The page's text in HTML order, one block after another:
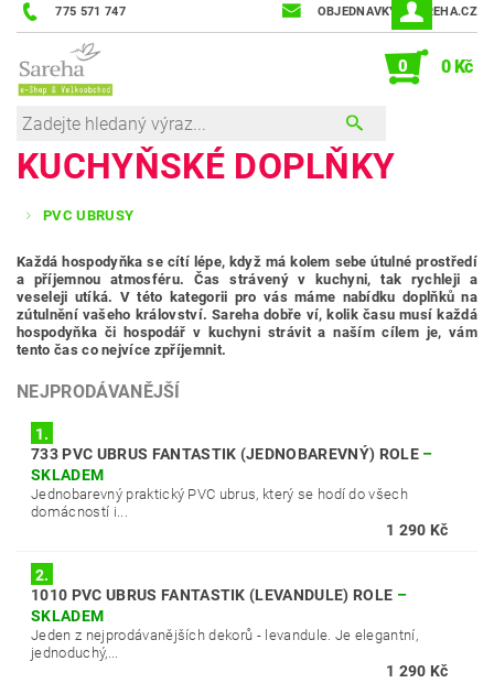
775 571 747 OBJEDNAVKY@SAREHA.CZ
0 0 Kč
KUCHYŇSKÉ DOPLŇKY
PVC UBRUSY
Každá hospodyňka se cítí lépe, když má kolem sebe útulné prostředí
a příjemnou atmosféru. Čas strávený v kuchyni, tak rychleji a
veseleji utíká. V této kategorii pro vás máme nabídku doplňků na
zútulnění vašeho království. Sareha dobře ví, kolik času musí každá
hospodyňka či hospodář v kuchyni strávit a naším cílem je, vám
tento čas co nejvíce zpříjemnit.
NEJPRODÁVANĚJŠÍ
1.
733 PVC UBRUS FANTASTIK (JEDNOBAREVNÝ) ROLE –
SKLADEM
Jednobarevný praktický PVC ubrus, který se hodí do všech
domácností i...
1 290 Kč
2.
1010 PVC UBRUS FANTASTIK (LEVANDULE) ROLE –
SKLADEM
Jeden z nejprodávanějších dekorů - levandule. Je elegantní,
jednoduchý,...
1 290 Kč